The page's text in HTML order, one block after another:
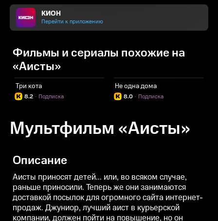
КИОН
Перейти к приложению
Фильмы и сериалы похожие на
«Аисты»
Три кота
8.2 Подписка
·
Не одна дома
8.0 Подписка
·
Мультфильм «Аисты»
Описание
Аисты приносят детей... или, во всяком случае,
раньше приносили. Теперь же они занимаются
доставкой посылок для огромного сайта интернет-
продаж. Джуниор, лучший аист в курьерской
компании, должен пойти на повышение, но он